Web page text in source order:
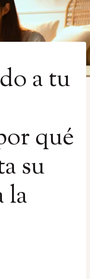
a tu
qué
su
la